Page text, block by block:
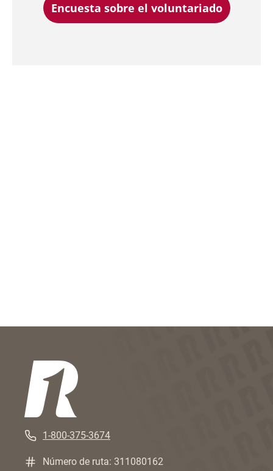
Encuesta sobre el voluntariado
1-800-375-3674
Número de ruta: 311080162